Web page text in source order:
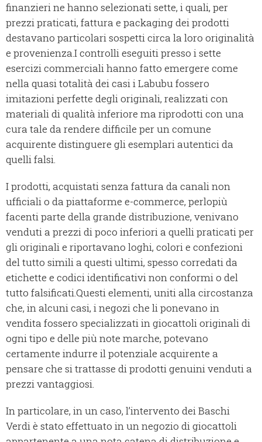
finanzieri ne hanno selezionati sette, i quali, per
prezzi praticati, fattura e packaging dei prodotti
destavano particolari sospetti circa la loro originalità
e provenienza.I controlli eseguiti presso i sette
esercizi commerciali hanno fatto emergere come
nella quasi totalità dei casi i Labubu fossero
imitazioni perfette degli originali, realizzati con
materiali di qualità inferiore ma riprodotti con una
cura tale da rendere difficile per un comune
acquirente distinguere gli esemplari autentici da
quelli falsi.
I prodotti, acquistati senza fattura da canali non
ufficiali o da piattaforme e-commerce, perlopiù
facenti parte della grande distribuzione, venivano
venduti a prezzi di poco inferiori a quelli praticati per
gli originali e riportavano loghi, colori e confezioni
del tutto simili a questi ultimi, spesso corredati da
etichette e codici identificativi non conformi o del
tutto falsificati.Questi elementi, uniti alla circostanza
che, in alcuni casi, i negozi che li ponevano in
vendita fossero specializzati in giocattoli originali di
ogni tipo e delle più note marche, potevano
certamente indurre il potenziale acquirente a
pensare che si trattasse di prodotti genuini venduti a
prezzi vantaggiosi.
In particolare, in un caso, l’intervento dei Baschi
Verdi è stato effettuato in un negozio di giocattoli